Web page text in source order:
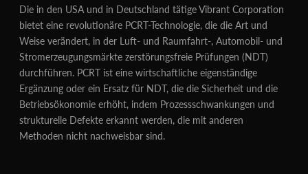
Die in den USA und in Deutschland tätige Vibrant Corporation
bietet eine revolutionäre PCRT-Technologie, die die Art und
Weise verändert, in der Luft- und Raumfahrt-, Automobil- und
Stromerzeugungsmärkte zerstörungsfreie Prüfungen (NDT)
durchführen. PCRT ist eine wirtschaftliche eigenständige
Ergänzung oder ein Ersatz für NDT, die die Sicherheit und die
Betriebsökonomie erhöht, indem Prozessschwankungen und
strukturelle Defekte erkannt werden, die mit anderen
Methoden nicht nachweisbar sind.